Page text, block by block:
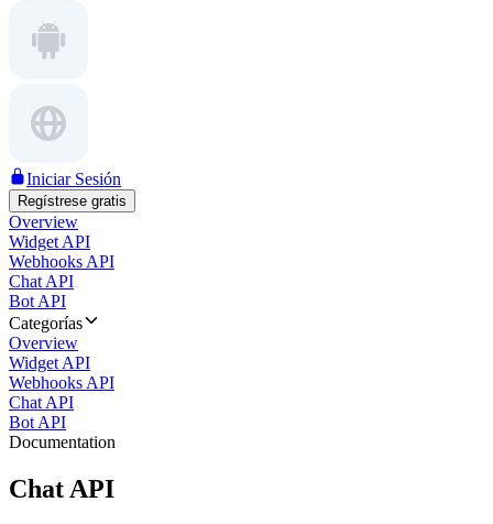
Iniciar Sesión
Regístrese gratis
Overview
Widget API
Webhooks API
Chat API
Bot API
Categorías
Overview
Widget API
Webhooks API
Chat API
Bot API
Documentation
Chat API